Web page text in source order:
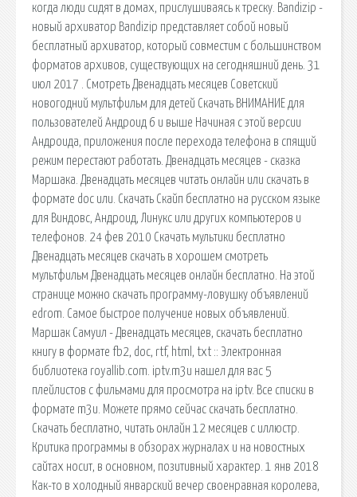
когда люди сидят в домах, прислушиваясь к треску. Bandizip -
новый архиватор Bandizip представляет собой новый
бесплатный архиватор, который совместим с большинством
форматов архивов, существующих на сегодняшний день. 31
июл 2017 . Смотреть Двенадцать месяцев Советский
новогодний мультфильм для детей Скачать ВНИМАНИЕ для
пользователей Андроид 6 и выше Начиная с этой версии
Андроида, приложения после перехода телефона в спящий
режим перестают работать. Двенадцать месяцев - сказка
Маршака. Двенадцать месяцев читать онлайн или скачать в
формате doc или. Скачать Скайп бесплатно на русском языке
для Виндовс, Андроид, Линукс или других компьютеров и
телефонов. 24 фев 2010 Скачать мультики бесплатно
Двенадцать месяцев скачать в хорошем смотреть
мультфильм Двенадцать месяцев онлайн бесплатно. На этой
странице можно скачать программу-ловушку объявлений
edrom. Cамое быстрое получение новых объявлений.
Маршак Самуил - Двенадцать месяцев, скачать бесплатно
книгу в формате fb2, doc, rtf, html, txt :: Электронная
библиотека royallib.com. iptv.m3u нашел для вас 5
плейлистов с фильмами для просмотра на iptv. Все списки в
формате m3u. Можете прямо сейчас скачать бесплатно.
Скачать бесплатно, читать онлайн 12 месяцев с иллюстр.
Критика программы в обзорах журналах и на новостных
сайтах носит, в основном, позитивный характер. 1 янв 2018
Как-то в холодный январский вечер своенравная королева,